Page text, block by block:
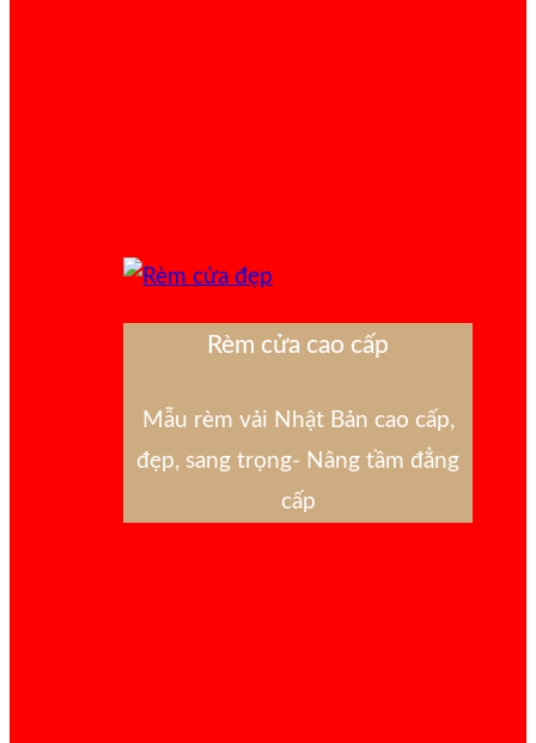
Rèm cửa cao cấp
Mẫu rèm vải Nhật Bản cao cấp,
đẹp, sang trọng- Nâng tầm đẳng
cấp